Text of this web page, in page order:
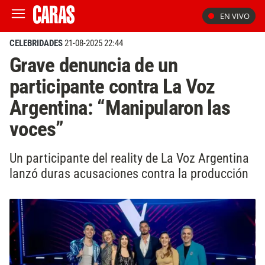
EN VIVO
CELEBRIDADES21-08-2025 22:44
Grave denuncia de un
participante contra La Voz
Argentina: “Manipularon las
voces”
Un participante del reality de La Voz Argentina
lanzó duras acusaciones contra la producción